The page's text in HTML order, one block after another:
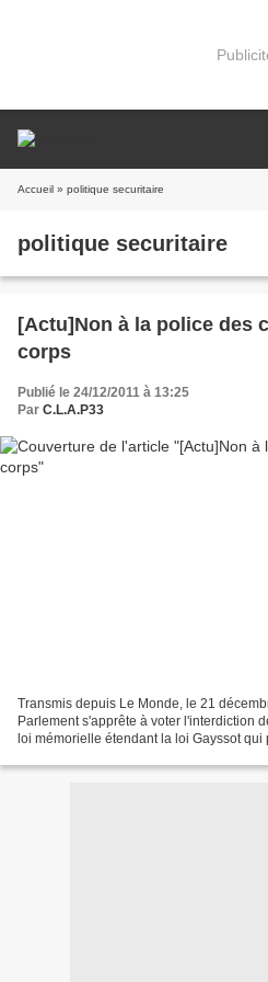
Accueil » politique securitaire
politique securitaire
[Actu]Non à la police des
corps
Publié le 24/12/2011 à 13:25
Par C.L.A.P33
Transmis depuis Le Monde, le 21
Parlement s'apprête à voter l'interdiction
loi mémorielle étendant la loi Gayssot